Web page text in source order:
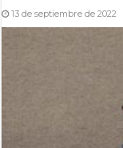
13 de septiembre de 2022